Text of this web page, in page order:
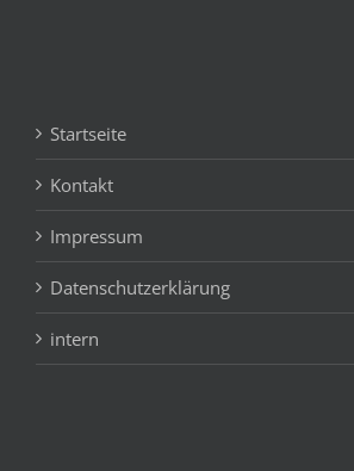
Startseite
Kontakt
Impressum
Datenschutzerklärung
intern